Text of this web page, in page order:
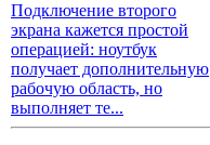
Подключение второго
экрана кажется простой
операцией: ноутбук
получает дополнительную
рабочую область, но
выполняет те...